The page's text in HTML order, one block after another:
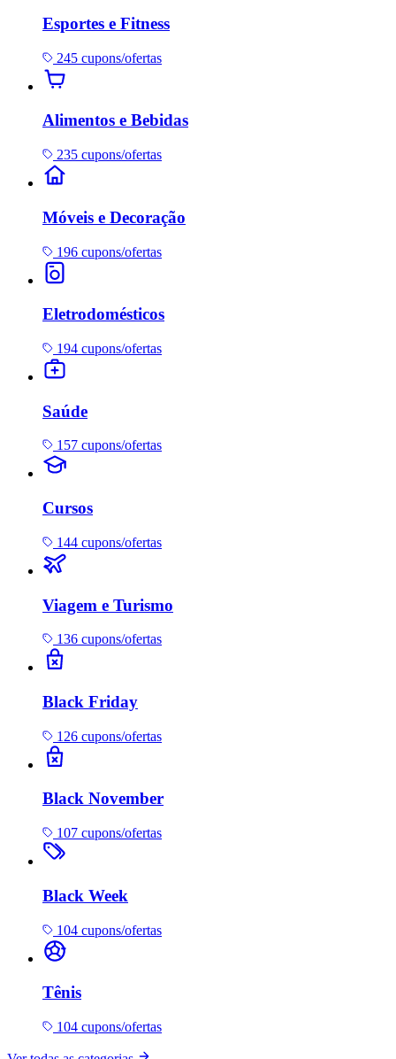
Esportes e Fitness
245 cupons/ofertas
Alimentos e Bebidas
235 cupons/ofertas
Móveis e Decoração
196 cupons/ofertas
Eletrodomésticos
194 cupons/ofertas
Saúde
157 cupons/ofertas
Cursos
144 cupons/ofertas
Viagem e Turismo
136 cupons/ofertas
Black Friday
126 cupons/ofertas
Black November
107 cupons/ofertas
Black Week
104 cupons/ofertas
Tênis
104 cupons/ofertas